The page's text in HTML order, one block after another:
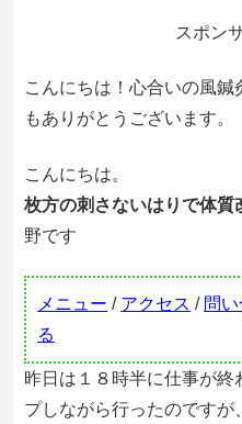
スポン
こんにちは！心合いの風
もありがとうございます。
こんにちは。
枚方の刺さないはりで体質
野です
メニュー / アクセス / 問
る
昨日は１８時半に仕事が終
プしながら行ったのですが